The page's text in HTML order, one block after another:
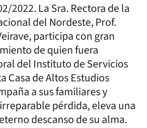
2022. La Sra. Rectora de la
del Nordeste, Prof.
participa con gran
de quien fuera
del Instituto de Servicios
Casa de Altos Estudios
a sus familiares y
pérdida, eleva una
descanso de su alma.